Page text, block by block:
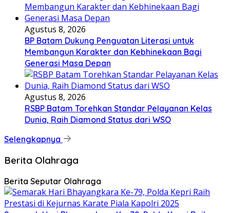
Agustus 8, 2026
BP Batam Dukung Penguatan Literasi untuk
Membangun Karakter dan Kebhinekaan Bagi
Generasi Masa Depan
Agustus 8, 2026
RSBP Batam Torehkan Standar Pelayanan Kelas
Dunia, Raih Diamond Status dari WSO
Selengkapnya
Berita Olahraga
Berita Seputar Olahraga